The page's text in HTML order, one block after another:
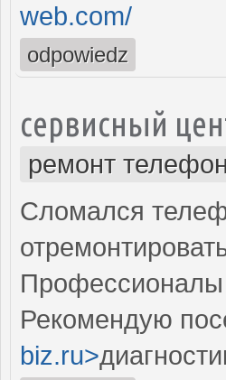
web.com/
odpowiedz
сервисный
ремонт
Сломался
Профессионалы
Рекомендую
biz.ru>